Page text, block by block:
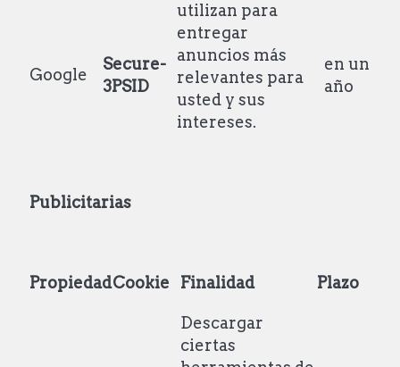
Google
Secure-
3PSID
utilizan para
entregar
anuncios más
relevantes para
usted y sus
intereses.
en un
año
Publicitarias
PropiedadCookie Finalidad Plazo
Descargar
ciertas